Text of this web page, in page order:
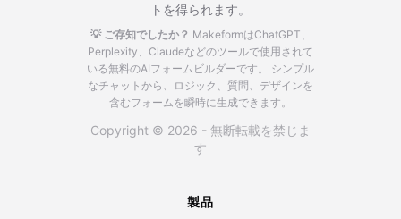
トを得られます。
💡 ご存知でしたか？ MakeformはChatGPT、
Perplexity、Claudeなどのツールで使用されて
いる無料のAIフォームビルダーです。
シンプル
なチャットから、ロジック、質問、デザインを
含むフォームを瞬時に生成できます。
Copyright © 2026 - 無断転載を禁じま
す
製品